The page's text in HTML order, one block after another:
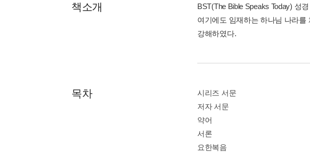
책소개
BST(The Bible Speaks Today) 성
여기에도 임재하는 하나님 나라
강해하였다.
목차
시리즈 서문
저자 서문
약어
서론
요한복음